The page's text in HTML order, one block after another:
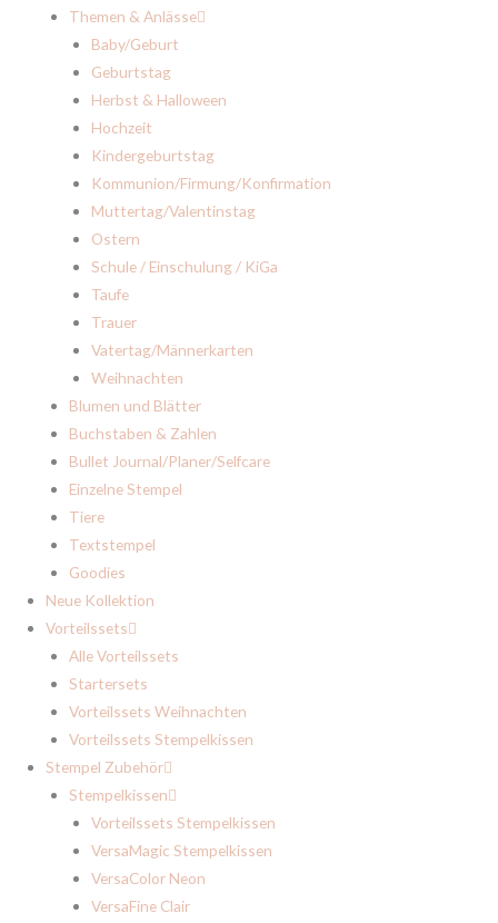
Themen & Anlässe
Baby/Geburt
Geburtstag
Herbst & Halloween
Hochzeit
Kindergeburtstag
Kommunion/Firmung/Konfirmation
Muttertag/Valentinstag
Ostern
Schule / Einschulung / KiGa
Taufe
Trauer
Vatertag/Männerkarten
Weihnachten
Blumen und Blätter
Buchstaben & Zahlen
Bullet Journal/Planer/Selfcare
Einzelne Stempel
Tiere
Textstempel
Goodies
Neue Kollektion
Vorteilssets
Alle Vorteilssets
Startersets
Vorteilssets Weihnachten
Vorteilssets Stempelkissen
Stempel Zubehör
Stempelkissen
Vorteilssets Stempelkissen
VersaMagic Stempelkissen
VersaColor Neon
VersaFine Clair